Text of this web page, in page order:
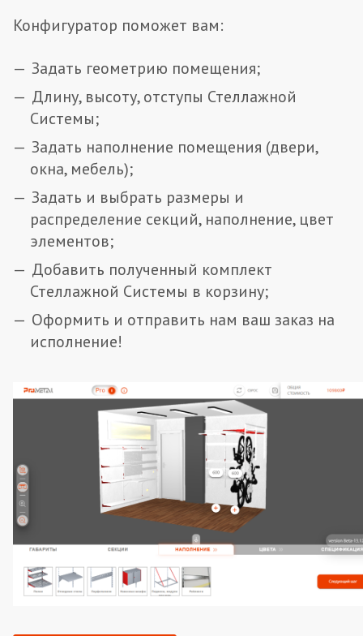
Конфигуратор поможет вам:
Задать геометрию помещения;
Длину, высоту, отступы Стеллажной
Системы;
Задать наполнение помещения (двери,
окна, мебель);
Задать и выбрать размеры и
распределение секций, наполнение, цвет
элементов;
Добавить полученный комплект
Стеллажной Системы в корзину;
Оформить и отправить нам ваш заказ на
исполнение!